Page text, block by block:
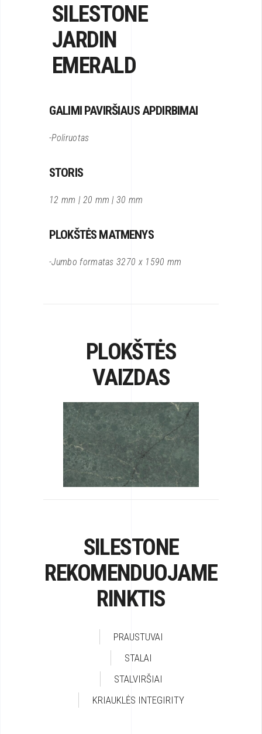
SILESTONE
JARDIN
EMERALD
GALIMI PAVIRŠIAUS APDIRBIMAI
-Poliruotas
STORIS
12 mm | 20 mm | 30 mm
PLOKŠTĖS MATMENYS
-Jumbo formatas 3270 x 1590 mm
PLOKŠTĖS
VAIZDAS
SILESTONE
REKOMENDUOJAME
RINKTIS
PRAUSTUVAI
STALAI
STALVIRŠIAI
KRIAUKLĖS INTEGIRITY